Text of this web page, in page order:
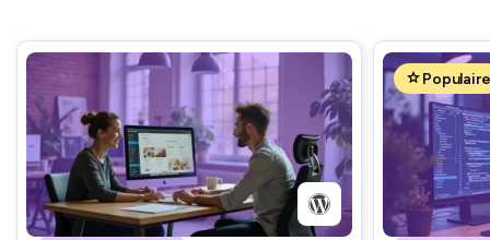
Populaire